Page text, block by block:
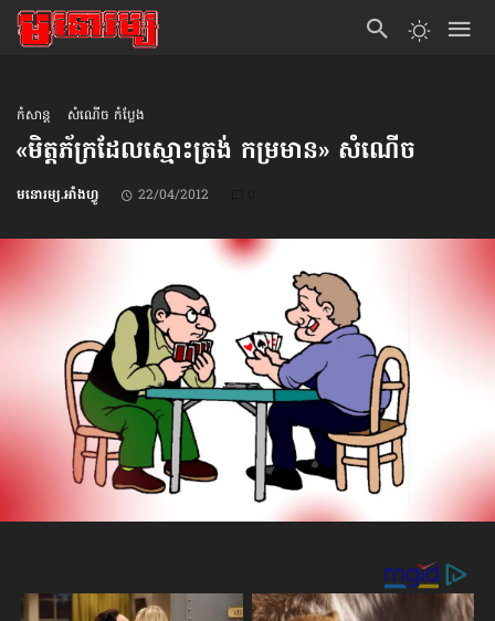
កំសាន្ដ សំណើច កំប្លែង
«មិត្តភ័ក្រ​ដែល​ស្មោះ​ត្រង់ កម្រមាន» សំណើច
មនោរម្យ.អាំងហ្វូ 22/04/2012